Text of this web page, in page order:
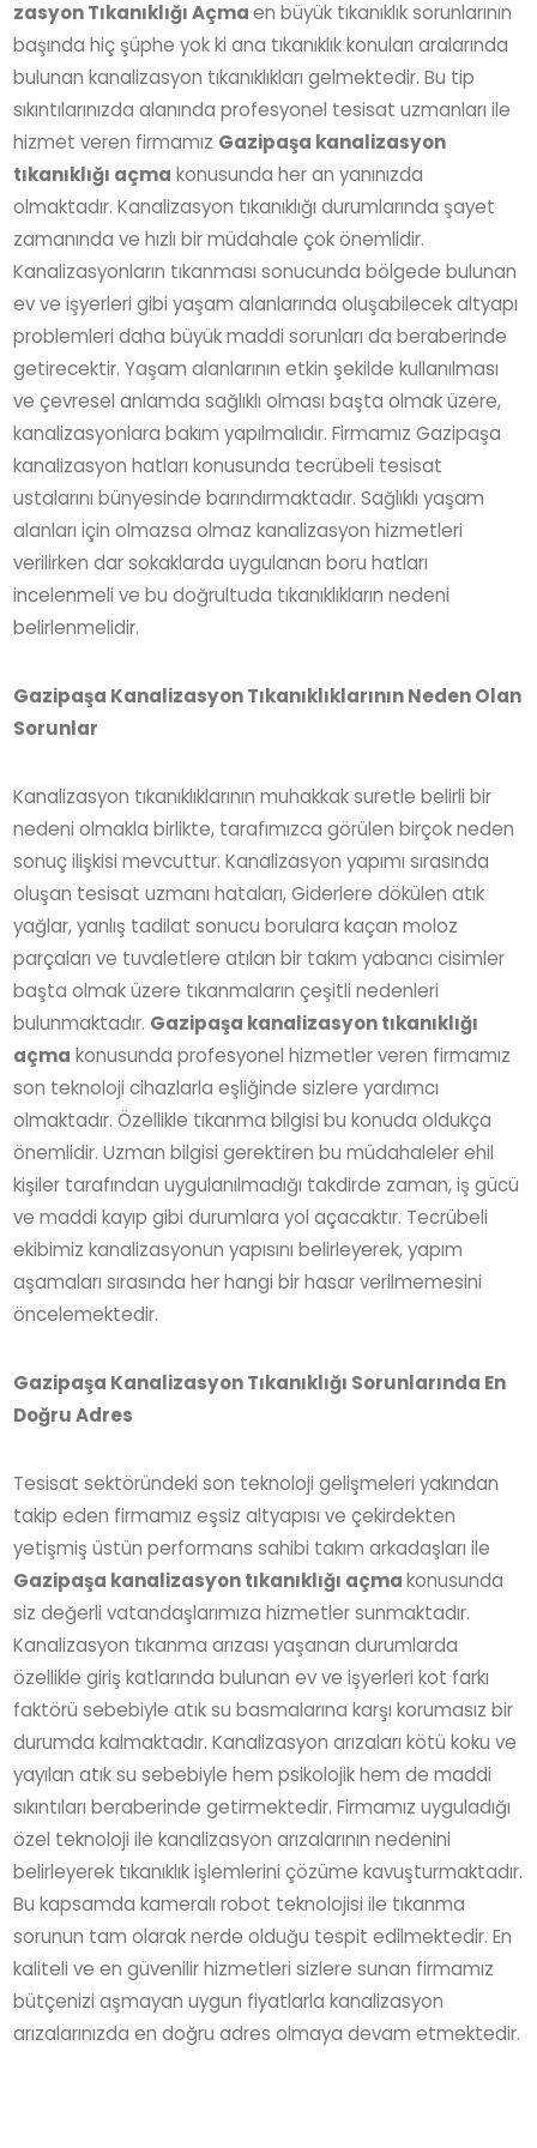
zasyon Tıkanıklığı Açmaen büyük tıkanıklık sorunlarının
başında hiç şüphe yok ki ana tıkanıklık konuları aralarında
bulunan kanalizasyon tıkanıklıkları gelmektedir. Bu tip
sıkıntılarınızda alanında profesyonel tesisat uzmanları ile
hizmet veren firmamız Gazipaşa kanalizasyon
tıkanıklığı açma konusunda her an yanınızda
olmaktadır. Kanalizasyon tıkanıklığı durumlarında şayet
zamanında ve hızlı bir müdahale çok önemlidir.
Kanalizasyonların tıkanması sonucunda bölgede bulunan
ev ve işyerleri gibi yaşam alanlarında oluşabilecek altyapı
problemleri daha büyük maddi sorunları da beraberinde
getirecektir. Yaşam alanlarının etkin şekilde kullanılması
ve çevresel anlamda sağlıklı olması başta olmak üzere,
kanalizasyonlara bakım yapılmalıdır. Firmamız Gazipaşa
kanalizasyon hatları konusunda tecrübeli tesisat
ustalarını bünyesinde barındırmaktadır. Sağlıklı yaşam
alanları için olmazsa olmaz kanalizasyon hizmetleri
verilirken dar sokaklarda uygulanan boru hatları
incelenmeli ve bu doğrultuda tıkanıklıkların nedeni
belirlenmelidir.
Gazipaşa Kanalizasyon Tıkanıklıklarının Neden Olan
Sorunlar
Kanalizasyon tıkanıklıklarının muhakkak suretle belirli bir
nedeni olmakla birlikte, tarafımızca görülen birçok neden
sonuç ilişkisi mevcuttur. Kanalizasyon yapımı sırasında
oluşan tesisat uzmanı hataları, Giderlere dökülen atık
yağlar, yanlış tadilat sonucu borulara kaçan moloz
parçaları ve tuvaletlere atılan bir takım yabancı cisimler
başta olmak üzere tıkanmaların çeşitli nedenleri
bulunmaktadır. Gazipaşa kanalizasyon tıkanıklığı
açma konusunda profesyonel hizmetler veren firmamız
son teknoloji cihazlarla eşliğinde sizlere yardımcı
olmaktadır. Özellikle tıkanma bilgisi bu konuda oldukça
önemlidir. Uzman bilgisi gerektiren bu müdahaleler ehil
kişiler tarafından uygulanılmadığı takdirde zaman, iş gücü
ve maddi kayıp gibi durumlara yol açacaktır. Tecrübeli
ekibimiz kanalizasyonun yapısını belirleyerek, yapım
aşamaları sırasında her hangi bir hasar verilmemesini
öncelemektedir.
Gazipaşa Kanalizasyon Tıkanıklığı Sorunlarında En
Doğru Adres
Tesisat sektöründeki son teknoloji gelişmeleri yakından
takip eden firmamız eşsiz altyapısı ve çekirdekten
yetişmiş üstün performans sahibi takım arkadaşları ile
Gazipaşa kanalizasyon tıkanıklığı açmakonusunda
siz değerli vatandaşlarımıza hizmetler sunmaktadır.
Kanalizasyon tıkanma arızası yaşanan durumlarda
özellikle giriş katlarında bulunan ev ve işyerleri kot farkı
faktörü sebebiyle atık su basmalarına karşı korumasız bir
durumda kalmaktadır. Kanalizasyon arızaları kötü koku ve
yayılan atık su sebebiyle hem psikolojik hem de maddi
sıkıntıları beraberinde getirmektedir. Firmamız uyguladığı
özel teknoloji ile kanalizasyon arızalarının nedenini
belirleyerek tıkanıklık işlemlerini çözüme kavuşturmaktadır.
Bu kapsamda kameralı robot teknolojisi ile tıkanma
sorunun tam olarak nerde olduğu tespit edilmektedir. En
kaliteli ve en güvenilir hizmetleri sizlere sunan firmamız
bütçenizi aşmayan uygun fiyatlarla kanalizasyon
arızalarınızda en doğru adres olmaya devam etmektedir.